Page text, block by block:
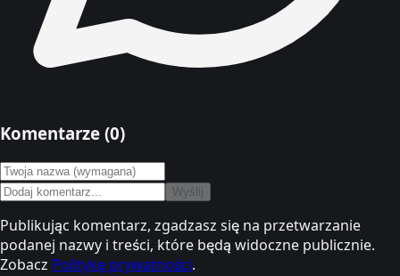
Komentarze (0)
Wyślij
Publikując komentarz, zgadzasz się na przetwarzanie
podanej nazwy i treści, które będą widoczne publicznie.
Zobacz Politykę prywatności.